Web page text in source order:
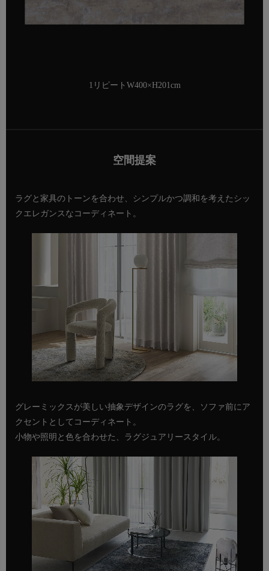
1リピートW400×H201cm
空間提案
ラグと家具のトーンを合わせ、シンプルかつ調和を考えたシッ
クエレガンスなコーディネート。
グレーミックスが美しい抽象デザインのラグを、ソファ前にア
クセントとしてコーディネート。
小物や照明と色を合わせた、ラグジュアリースタイル。